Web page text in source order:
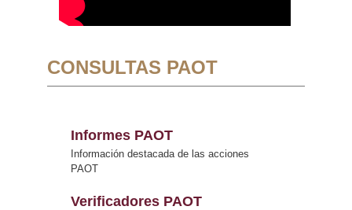
CONSULTAS PAOT
Informes PAOT
Información destacada de las acciones
PAOT
Verificadores PAOT